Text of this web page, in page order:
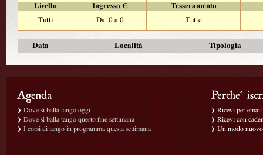
Livello
Ingresso €
Tesseramento
Tutti
Da: 0 a 0 Tutte
Data Località Tipologia
Dove si balla tango oggi
Dove si balla tango questo fine settimana
I corsi di tango in programma questa settimana
Ricevi per
Ricevi con
Un modo